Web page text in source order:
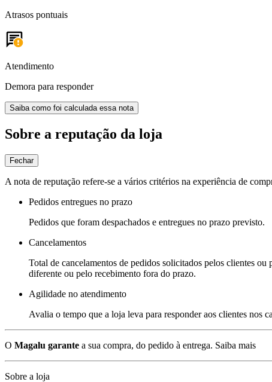
Atrasos pontuais
Atendimento
Demora para responder
Saiba como foi calculada essa nota
Sobre a reputação da loja
Fechar
A nota de reputação refere-se a vários critérios na experiência de
Pedidos entregues no prazo
Pedidos que foram despachados e entregues no prazo previsto.
Cancelamentos
Total de cancelamentos de pedidos solicitados pelos clientes
diferente ou pelo recebimento fora do prazo.
Agilidade no atendimento
Avalia o tempo que a loja leva para responder aos clientes nos
O Magalu garante a sua compra, do pedido à entrega. Saiba mais
Sobre a loja